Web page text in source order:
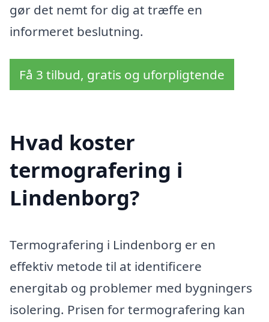
gør det nemt for dig at træffe en
informeret beslutning.
Få 3 tilbud, gratis og uforpligtende
Hvad koster
termografering i
Lindenborg?
Termografering i Lindenborg er en
effektiv metode til at identificere
energitab og problemer med bygningers
isolering. Prisen for termografering kan